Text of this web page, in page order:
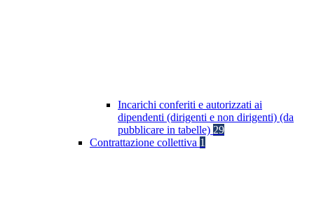
Incarichi conferiti e autorizzati ai
dipendenti (dirigenti e non dirigenti) (da
pubblicare in tabelle) 29
Contrattazione collettiva 1